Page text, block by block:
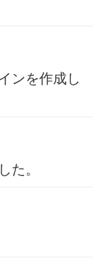
ンを作成し
た。